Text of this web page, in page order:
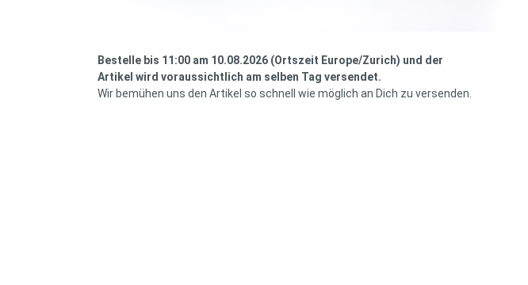
Bestelle bis 11:00 am 10.08.2026 (Ortszeit Europe/Zurich) und der
Artikel wird voraussichtlich am selben Tag versendet.
Wir bemühen uns den Artikel so schnell wie möglich an Dich zu versenden.